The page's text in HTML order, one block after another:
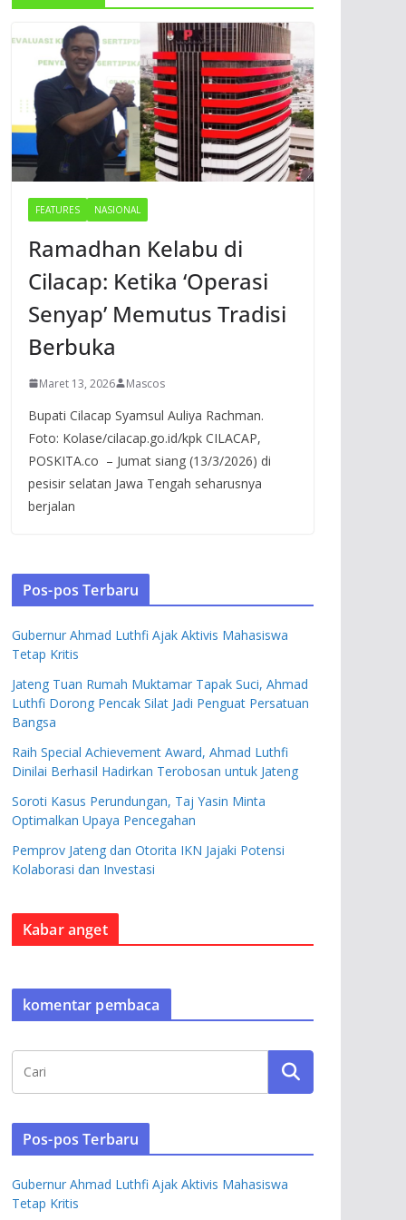
FEATURES NASIONAL
Ramadhan Kelabu di
Cilacap: Ketika ‘Operasi
Senyap’ Memutus Tradisi
Berbuka
Maret 13, 2026 Mascos
Bupati Cilacap Syamsul Auliya Rachman.
Foto: Kolase/cilacap.go.id/kpk CILACAP,
POSKITA.co – Jumat siang (13/3/2026) di
pesisir selatan Jawa Tengah seharusnya
berjalan
Pos-pos Terbaru
Gubernur Ahmad Luthfi Ajak Aktivis Mahasiswa
Tetap Kritis
Jateng Tuan Rumah Muktamar Tapak Suci, Ahmad
Luthfi Dorong Pencak Silat Jadi Penguat Persatuan
Bangsa
Raih Special Achievement Award, Ahmad Luthfi
Dinilai Berhasil Hadirkan Terobosan untuk Jateng
Soroti Kasus Perundungan, Taj Yasin Minta
Optimalkan Upaya Pencegahan
Pemprov Jateng dan Otorita IKN Jajaki Potensi
Kolaborasi dan Investasi
Kabar anget
komentar pembaca
Pos-pos Terbaru
Gubernur Ahmad Luthfi Ajak Aktivis Mahasiswa
Tetap Kritis